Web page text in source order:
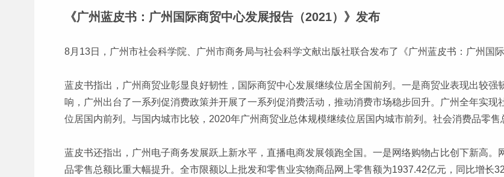
《广州蓝皮书：广州国际商贸中心发展报告（2021）》发布
8月13日，广州市社会科学院、广州市商务局与社会科学文献出版社联合发布了《广州蓝皮书：广州国
蓝皮书指出，广州商贸业彰显良好韧性，国际商贸中心发展继续位居全国前列。一是商贸业表现出较
响，广州出台了一系列促消费政策并开展了一系列促消费活动，推动消费市场稳步回升。广州全年实
位居国内前列。与国内城市比较，2020年广州商贸业总体规模继续位居国内城市前列。社会消费品零售
蓝皮书还指出，广州电子商务发展跃上新水平，直播电商发展领跑全国。一是网络购物占比创下新高
品零售总额比重大幅提升。全市限额以上批发和零售业实物商品网上零售额为1937.42亿元，同比增长